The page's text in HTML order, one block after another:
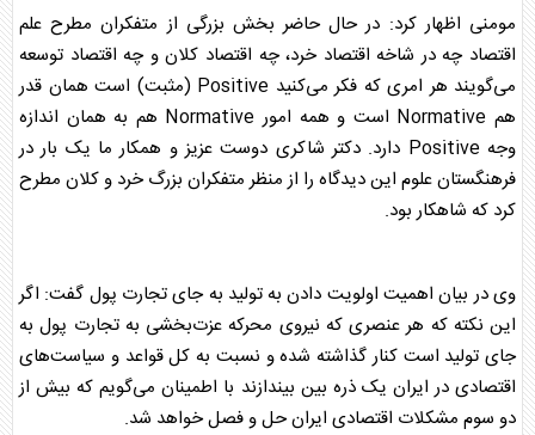
مومنی اظهار کرد: در حال حاضر بخش بزرگی از متفکران مطرح علم
اقتصاد چه در شاخه اقتصاد خرد، چه اقتصاد کلان و چه اقتصاد توسعه
می‌گویند هر امری که فکر می‌کنید Positive (مثبت) است همان قدر
هم Normative است و همه امور Normative هم به همان اندازه
وجه Positive دارد. دکتر شاکری دوست عزیز و همکار ما یک بار در
فرهنگستان علوم این دیدگاه را از منظر متفکران بزرگ خرد و کلان مطرح
کرد که شاهکار بود.
وی در بیان اهمیت اولویت دادن به تولید به جای تجارت پول گفت: اگر
این نکته که هر عنصری که نیروی محرکه عزت‌بخشی به تجارت پول به
جای تولید است کنار گذاشته شده و نسبت به کل قواعد و سیاست‌های
اقتصادی در ایران یک ذره بین بیندازند با اطمینان می‌گویم که بیش از
دو سوم مشکلات اقتصادی ایران حل و فصل خواهد شد.